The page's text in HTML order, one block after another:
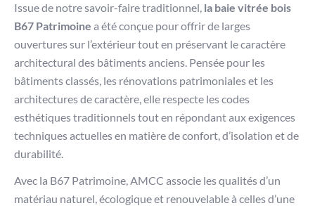
Issue de notre savoir-faire traditionnel, la baie vitrée bois
B67 Patrimoine a été conçue pour offrir de larges
ouvertures sur l’extérieur tout en préservant le caractère
architectural des bâtiments anciens. Pensée pour les
bâtiments classés, les rénovations patrimoniales et les
architectures de caractère, elle respecte les codes
esthétiques traditionnels tout en répondant aux exigences
techniques actuelles en matière de confort, d’isolation et de
durabilité.
Avec la B67 Patrimoine, AMCC associe les qualités d’un
matériau naturel, écologique et renouvelable à celles d’une